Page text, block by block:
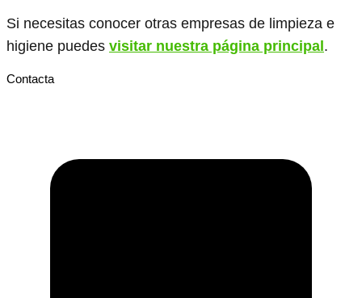
Si necesitas conocer otras empresas de limpieza e
higiene puedes visitar nuestra página principal .
Contacta